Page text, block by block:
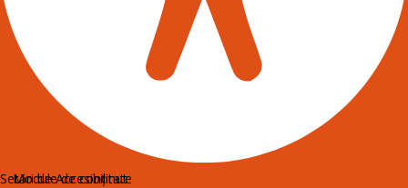
Setări de Accesibilitate
Module de conținut